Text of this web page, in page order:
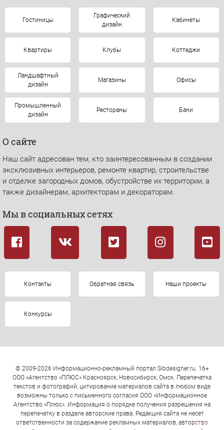
Гостиницы
Графический
дизайн
Кабинеты
Квартиры Клубы Коттеджи
Ландшафтный
дизайн
Магазины Офисы
Промышленный
дизайн
Рестораны Бани
О сайте
Наш сайт адресован тем, кто заинтересованным в создании
эксклюзивных интерьеров, ремонте квартир, строительстве
и отделке загородных домов, обустройстве их территории, а
также дизайнерам, архитекторам и декораторам.
Мы в социальных сетях
Контакты Обратная связь Наши проекты
Конкурсы
© 2009-2026 Информационно-рекламный портал Sibdesigner.ru. 16+
ООО «Агентство «ПЛЮС» Красноярск, Новосибирск, Омск. Перепечатка
текстов и фотографий, цитирование материалов сайта в любом виде
возможны только с письменного согласия ООО «Информационное
Агентство «Плюс». Информация о порядке получения разрешения на
перепечатку в разделе авторские права. Редакция сайта не несет
ответственности за содержание рекламных материалов, авторство